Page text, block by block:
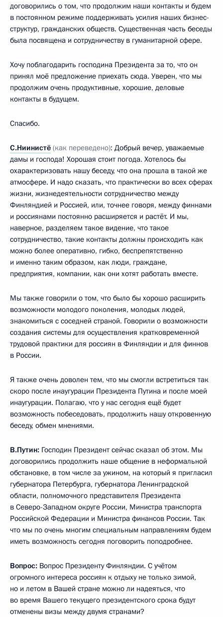
договорились о том, что продолжим наши контакты и будем
в постоянном режиме поддерживать усилия наших бизнес-
структур, гражданских обществ. Существенная часть беседы
была посвящена и сотрудничеству в гуманитарной сфере.
Хочу поблагодарить господина Президента за то, что он
принял моё предложение приехать сюда. Уверен, что мы
продолжим очень продуктивные, хорошие, деловые
контакты в будущем.
Спасибо.
С.Ниинистё (как переведено): Добрый вечер, уважаемые
дамы и господа! Хорошая стоит погода. Хотелось бы
охарактеризовать нашу беседу, что она прошла в такой же
атмосфере. И надо сказать, что практически во всех сферах
жизни, жизнедеятельности сотрудничество между
Финляндией и Россией, или, точнее говоря, между финнами
и россиянами постоянно расширяется и растёт. И мы,
наверное, разделяем такое видение, что такое
сотрудничество, такие контакты должны происходить как
можно более оперативно, гибко, беспрепятственно
и именно таким образом, как люди, граждане,
предприятия, компании, как они хотят работать вместе.
Мы также говорили о том, что было бы хорошо расширить
возможности молодого поколения, молодых людей,
знакомиться с соседней страной. Говорили о возможности
создания системы для осуществления кратковременной
трудовой практики для россиян в Финляндии и для финнов
в России.
Я также очень доволен тем, что мы смогли встретиться так
скоро после инаугурации Президента Путина и после моей
инаугурации. Полагаю, что у нас сегодня ещё будет
возможность побеседовать, продолжить нашу откровенную
беседу, обмен мнениями.
В.Путин: Господин Президент сейчас сказал об этом. Мы
договорились продолжить наше общение в неформальной
обстановке, в том числе за ужином, на который я пригласил
губернатора Петербурга, губернатора Ленинградской
области, полномочного представителя Президента
в Северо-Западном округе России, Министра транспорта
Российской Федерации и Министра финансов России. Так
что мы по очень многим специальным направлениям будем
иметь возможность сегодня поговорить поподробнее.
Вопрос: Вопрос Президенту Финляндии. С учётом
огромного интереса россиян к отдыху не только зимой,
но и летом в Вашей стране можно ли надеяться, что
во время Вашего текущего президентского срока будут
отменены визы между двумя странами?